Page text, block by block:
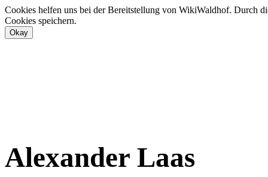
Cookies helfen uns bei der Bereitstellung von WikiWaldhof. Durch
Cookies speichern.
Alexander Laas